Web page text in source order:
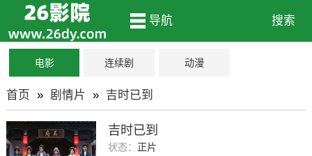
导航 搜索
电影 连续剧 动漫
首页 » 剧情片 » 吉时已到
吉时已到
状态： 正片